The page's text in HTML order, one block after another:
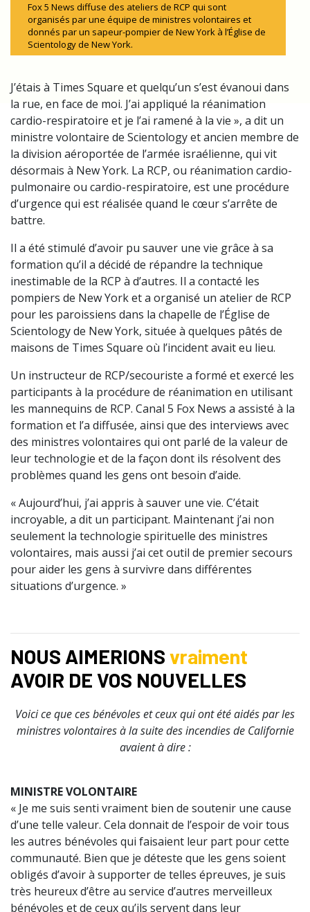
Fox 5 News diffuse des ateliers de RCP qui sont
organisés par une équipe de ministres volontaires et
donnés par un sapeur-pompier de New York à l’Église de
Scientology de New York.
J’étais à Times Square et quelqu’un s’est évanoui dans
la rue, en face de moi. J’ai appliqué la réanimation
cardio-respiratoire et je l’ai ramené à la vie », a dit un
ministre volontaire de Scientology et ancien membre de
la division aéroportée de l’armée israélienne, qui vit
désormais à New York. La RCP, ou réanimation cardio-
pulmonaire ou cardio-respiratoire, est une procédure
d’urgence qui est réalisée quand le cœur s’arrête de
battre.
Il a été stimulé d’avoir pu sauver une vie grâce à sa
formation qu’il a décidé de répandre la technique
inestimable de la RCP à d’autres. Il a contacté les
pompiers de New York et a organisé un atelier de RCP
pour les paroissiens dans la chapelle de l’Église de
Scientology de New York, située à quelques pâtés de
maisons de Times Square où l’incident avait eu lieu.
Un instructeur de RCP/secouriste a formé et exercé les
participants à la procédure de réanimation en utilisant
les mannequins de RCP. Canal 5 Fox News a assisté à la
formation et l’a diffusée, ainsi que des interviews avec
des ministres volontaires qui ont parlé de la valeur de
leur technologie et de la façon dont ils résolvent des
problèmes quand les gens ont besoin d’aide.
« Aujourd’hui, j’ai appris à sauver une vie. C’était
incroyable, a dit un participant. Maintenant j’ai non
seulement la technologie spirituelle des ministres
volontaires, mais aussi j’ai cet outil de premier secours
pour aider les gens à survivre dans différentes
situations d’urgence. »
NOUS AIMERIONS vraiment
AVOIR DE VOS NOUVELLES
Voici ce que ces bénévoles et ceux qui ont été aidés par les
ministres volontaires à la suite des incendies de Californie
avaient à dire :
MINISTRE VOLONTAIRE
« Je me suis senti vraiment bien de soutenir une cause
d’une telle valeur. Cela donnait de l’espoir de voir tous
les autres bénévoles qui faisaient leur part pour cette
communauté. Bien que je déteste que les gens soient
obligés d’avoir à supporter de telles épreuves, je suis
très heureux d’être au service d’autres merveilleux
bénévoles et de ceux qu’ils servent dans leur